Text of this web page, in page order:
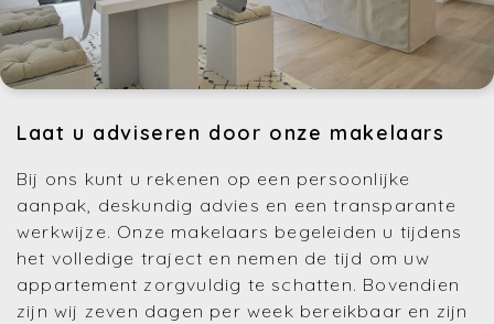
Laat u adviseren door onze makelaars
Bij ons kunt u rekenen op een persoonlijke
aanpak, deskundig advies en een transparante
werkwijze. Onze makelaars begeleiden u tijdens
het volledige traject en nemen de tijd om uw
appartement zorgvuldig te schatten. Bovendien
zijn wij zeven dagen per week bereikbaar en zijn